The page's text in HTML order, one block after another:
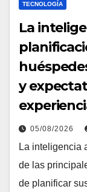
TECNOLOGÍA
La
y
05/08/2026
La inteligencia
de las
de planificar